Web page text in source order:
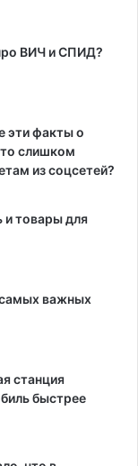
ВИЧ и СПИД?
эти факты о
слишком
из соцсетей?
и товары для
важных
станция
быстрее